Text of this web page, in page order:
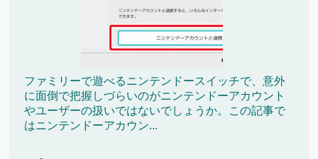
ファミリーで遊べるニンテンドースイッチで、意外
に面倒で把握しづらいのがニンテンドーアカウント
やユーザーの扱いではないでしょうか。この記事で
はニンテンドーアカウン...